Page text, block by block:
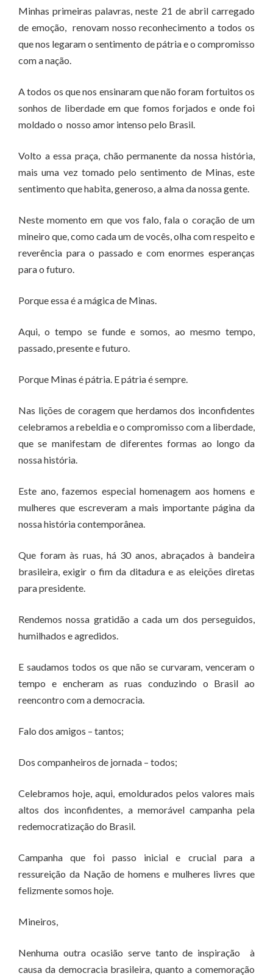
Minhas primeiras palavras, neste 21 de abril carregado
de emoção, renovam nosso reconhecimento a todos os
que nos legaram o sentimento de pátria e o compromisso
com a nação.
A todos os que nos ensinaram que não foram fortuitos os
sonhos de liberdade em que fomos forjados e onde foi
moldado o nosso amor intenso pelo Brasil.
Volto a essa praça, chão permanente da nossa história,
mais uma vez tomado pelo sentimento de Minas, este
sentimento que habita, generoso, a alma da nossa gente.
Neste momento em que vos falo, fala o coração de um
mineiro que, como cada um de vocês, olha com respeito e
reverência para o passado e com enormes esperanças
para o futuro.
Porque essa é a mágica de Minas.
Aqui, o tempo se funde e somos, ao mesmo tempo,
passado, presente e futuro.
Porque Minas é pátria. E pátria é sempre.
Nas lições de coragem que herdamos dos inconfidentes
celebramos a rebeldia e o compromisso com a liberdade,
que se manifestam de diferentes formas ao longo da
nossa história.
Este ano, fazemos especial homenagem aos homens e
mulheres que escreveram a mais importante página da
nossa história contemporânea.
Que foram às ruas, há 30 anos, abraçados à bandeira
brasileira, exigir o fim da ditadura e as eleições diretas
para presidente.
Rendemos nossa gratidão a cada um dos perseguidos,
humilhados e agredidos.
E saudamos todos os que não se curvaram, venceram o
tempo e encheram as ruas conduzindo o Brasil ao
reencontro com a democracia.
Falo dos amigos – tantos;
Dos companheiros de jornada – todos;
Celebramos hoje, aqui, emoldurados pelos valores mais
altos dos inconfidentes, a memorável campanha pela
redemocratização do Brasil.
Campanha que foi passo inicial e crucial para a
ressureição da Nação de homens e mulheres livres que
felizmente somos hoje.
Mineiros,
Nenhuma outra ocasião serve tanto de inspiração à
causa da democracia brasileira, quanto a comemoração